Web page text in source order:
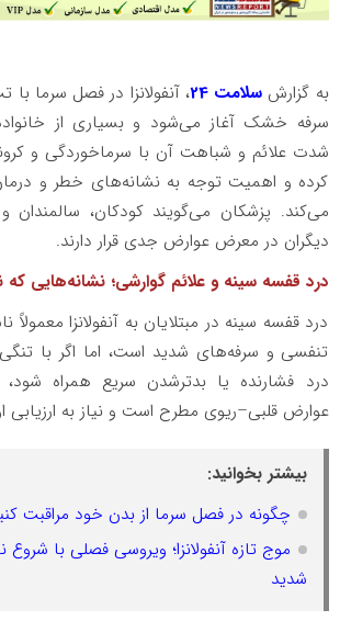
به گزارش سلامت 24
، آنفولانزا در فصل سرما با
سرفه خشک آغاز می‌شود و بسیاری از
شدت علائم و شباهت آن با سرماخوردگی و
کرده و اهمیت توجه به نشانه‌های خطر و
می‌کند. پزشکان می‌گویند کودکان، سالمندان و
دیگران در معرض عوارض جدی قرار دارند.
درد قفسه سینه و علائم گوارشی؛ نشانه‌هایی که
درد قفسه سینه در مبتلایان به آنفولانزا معمولاً
تنفسی و سرفه‌های شدید است، اما اگر با
درد فشارنده یا بدترشدن سریع همراه شود،
عوارض قلبی–ریوی مطرح است و نیاز به ارزیابی
بیشتر بخوانید:
چگونه در فصل سرما از بدن خود مراقبت
موج تازه آنفولانزا؛ ویروسی فصلی با شروع
شدید